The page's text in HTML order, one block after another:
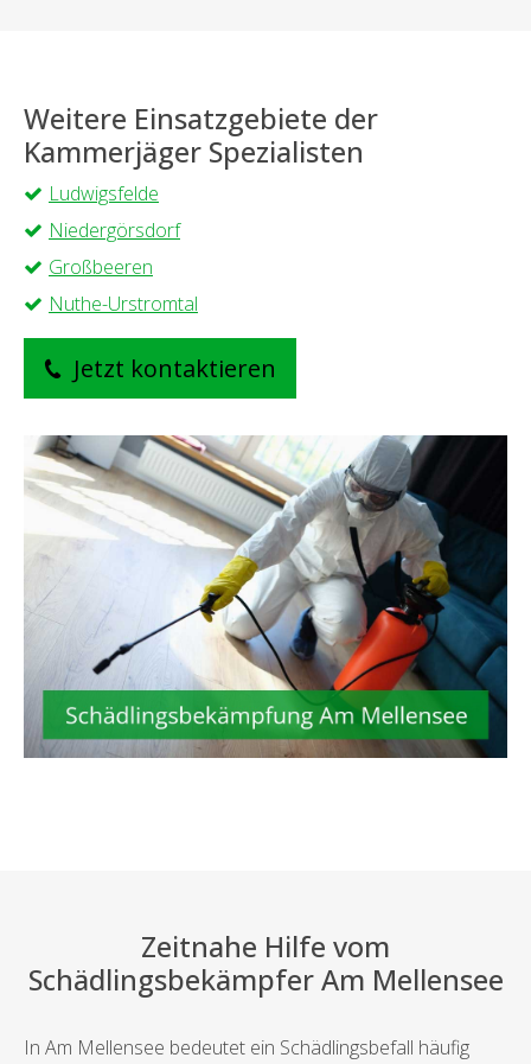
Weitere Einsatzgebiete der
Kammerjäger Spezialisten
Ludwigsfelde
Niedergörsdorf
Großbeeren
Nuthe-Urstromtal
Jetzt kontaktieren
Zeitnahe Hilfe vom
Schädlingsbekämpfer Am Mellensee
In Am Mellensee bedeutet ein Schädlingsbefall häufig